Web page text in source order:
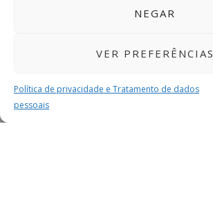
NEGAR
VER PREFERÊNCIAS
Política de privacidade e Tratamento de dados
pessoais